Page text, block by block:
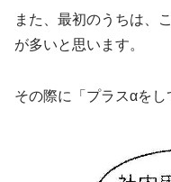
また、最初のうちは、
が多いと思います。
その際に「プラスαをし